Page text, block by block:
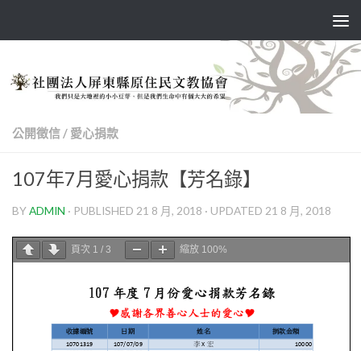
公開徵信 / 愛心捐款
107年7月愛心捐款【芳名錄】
BYADMIN · PUBLISHED 21 8 月, 2018 · UPDATED 21 8 月, 2018
頁次 1 / 3 縮放 100%